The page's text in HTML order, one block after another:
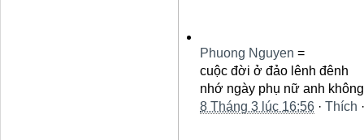
Phuong Nguyen =
cuộc đời ở đảo lênh đênh
nhớ ngày phụ nữ anh
8 Tháng 3 lúc 16:56 · Thích